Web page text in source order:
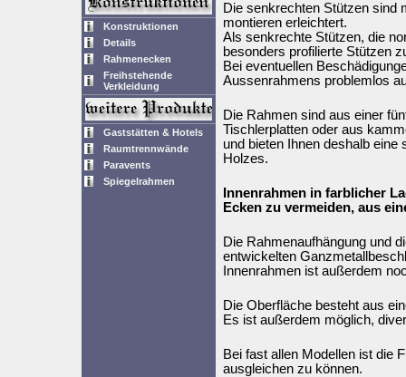
Konstruktionen
Details
Rahmenecken
Freihstehende
Verkleidung
Gaststätten & Hotels
Raumtrennwände
Paravents
Spiegelrahmen
Die senkrechten Stützen sind
montieren erleichtert.
Als senkrechte Stützen, die
besonders profilierte Stützen
Bei eventuellen
Aussenrahmens problemlos
Die Rahmen sind aus einer
Tischlerplatten oder aus
und bieten Ihnen deshalb
Holzes.
Innenrahmen in farblicher
Ecken zu vermeiden, aus
Die Rahmenaufhängung und
entwickelten
Innenrahmen ist außerdem
Die Oberfläche besteht aus
Es ist außerdem möglich,
Bei fast allen Modellen ist die
ausgleichen zu können.